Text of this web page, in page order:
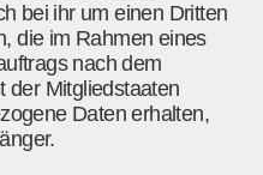
bei ihr um einen Dritten
die im Rahmen eines
nach dem
der Mitgliedstaaten
Daten erhalten,